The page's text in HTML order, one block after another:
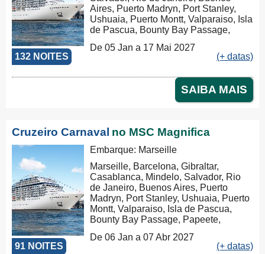
132 NOITES
Aires, Puerto Madryn, Port Stanley,
Ushuaia, Puerto Montt, Valparaiso, Isla
de Pascua, Bounty Bay Passage,
Russel, Auckland, Tauranga,
Christchurch, Dunedin, Milford Sound,
Apia, Pago Pago, Honolulu, Hilo, Los
Angeles, Cabo San Lucas,
Puntarenas, Balboa, Panama Canal,
Palmas, Ibiza, Nápoles, Civitavecchia,
Genova, Marseille, Tarragona, La
Coruña, Bilbao, La Rochelle, Brest,
Warnemünde, Warnemünde
De 05 Jan a 17 Mai 2027
(+ datas)
SAIBA MAIS
Cruzeiro Carnaval no MSC Magnifica
91 NOITES
Embarque: Marseille
Marseille, Barcelona, Gibraltar,
Casablanca, Mindelo, Salvador, Rio
de Janeiro, Buenos Aires, Puerto
Madryn, Port Stanley, Ushuaia, Puerto
Montt, Valparaiso, Isla de Pascua,
Bounty Bay Passage, Papeete,
Auckland, Tauranga, Christchurch,
Dunedin, Milford Sound, Hobart,
De 06 Jan a 07 Abr 2027
(+ datas)